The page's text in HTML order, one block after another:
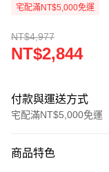
宅配滿NT$5,000免運
NT$4,977
NT$2,844
付款與運送方式
宅配滿NT$5,000免運
信用卡一次付款
商品特色